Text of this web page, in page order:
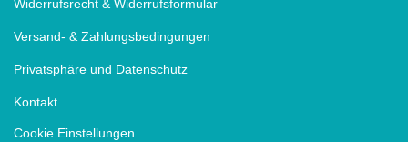
Widerrufsrecht & Widerrufsformular
Versand- & Zahlungsbedingungen
Privatsphäre und Datenschutz
Kontakt
Cookie Einstellungen